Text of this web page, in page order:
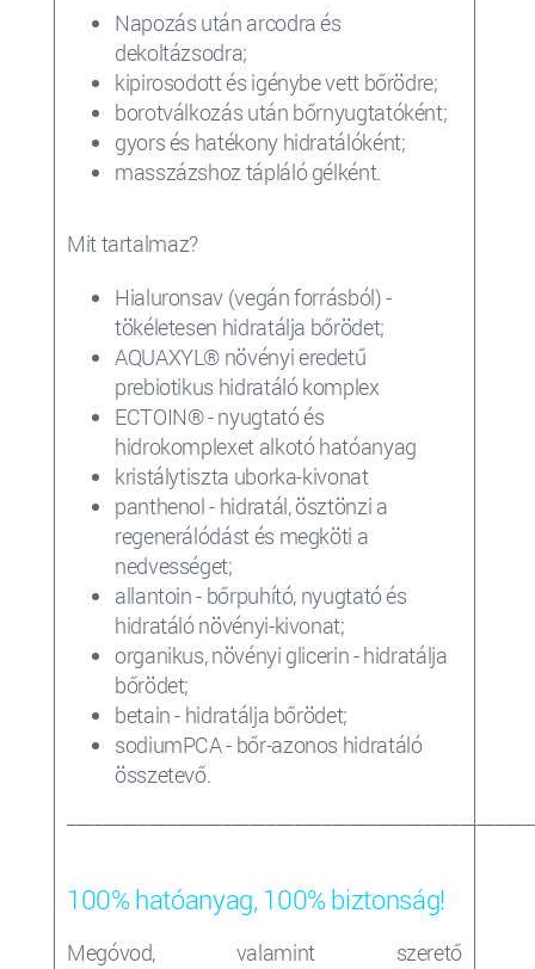
Napozás után arcodra és
dekoltázsodra;
kipirosodott és igénybe vett bőrödre;
borotválkozás után bőrnyugtatóként;
gyors és hatékony hidratálóként;
masszázshoz tápláló gélként.
Mit tartalmaz?
Hialuronsav (vegán forrásból) -
tökéletesen hidratálja bőrödet;
AQUAXYL ® növényi eredetű
prebiotikus hidratáló komplex
ECTOIN® - nyugtató és
hidrokomplexet alkotó hatóanyag
kristálytiszta uborka-kivonat
panthenol - hidratál, ösztönzi a
regenerálódást és megköti a
nedvességet;
allantoin - bőrpuhító, nyugtató és
hidratáló növényi-kivonat;
organikus, növényi glicerin - hidratálja
bőrödet;
betain - hidratálja bőrödet;
sodiumPCA - bőr-azonos hidratáló
összetevő.
100% hatóanyag, 100% biztonság!
Megóvod, valamint szerető